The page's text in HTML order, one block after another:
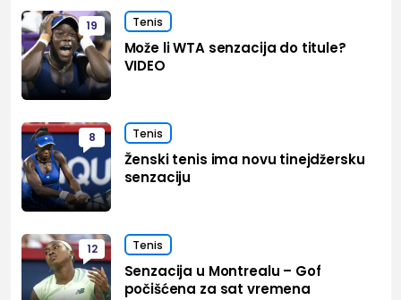
19 Tenis
Može li WTA senzacija do titule?
VIDEO
8 Tenis
Ženski tenis ima novu tinejdžersku
senzaciju
12 Tenis
Senzacija u Montrealu – Gof
počišćena za sat vremena